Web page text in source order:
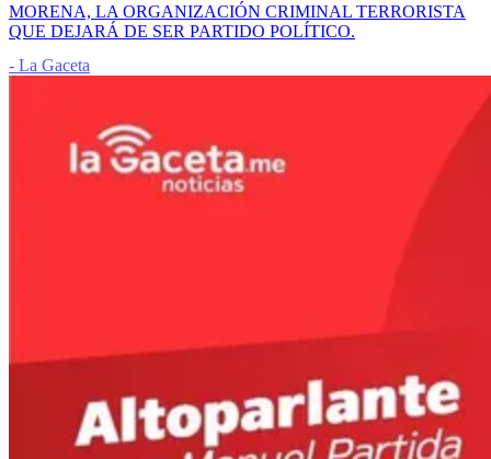
MORENA, LA ORGANIZACIÓN CRIMINAL TERRORISTA
QUE DEJARÁ DE SER PARTIDO POLÍTICO.
- La Gaceta